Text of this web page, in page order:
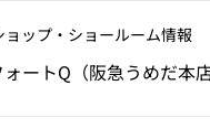
ョップ‧ショールーム情報
ートQ（阪急うめだ本